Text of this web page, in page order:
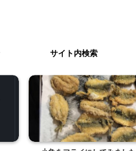
サイト内検索